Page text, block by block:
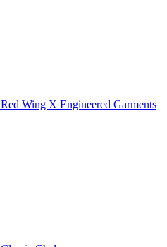
Red Wing X Engineered Garments